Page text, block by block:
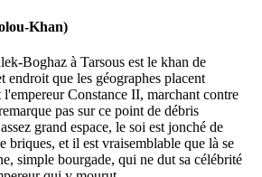
Khan)
Boghaz à Tarsous est le khan de
endroit que les géographes placent
Constance II, marchant contre
pas sur ce point de débris
grand espace, le soi est jonché de
briques, et il est vraisemblable que là se
simple bourgade, qui ne dut sa célébrité